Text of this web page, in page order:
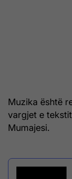
Muzika është
vargjet e
Mumajesi.